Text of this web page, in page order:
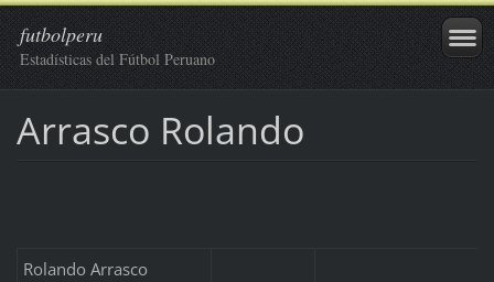
futbolperu
Estadísticas del Fútbol Peruano
Arrasco Rolando
Rolando Arrasco